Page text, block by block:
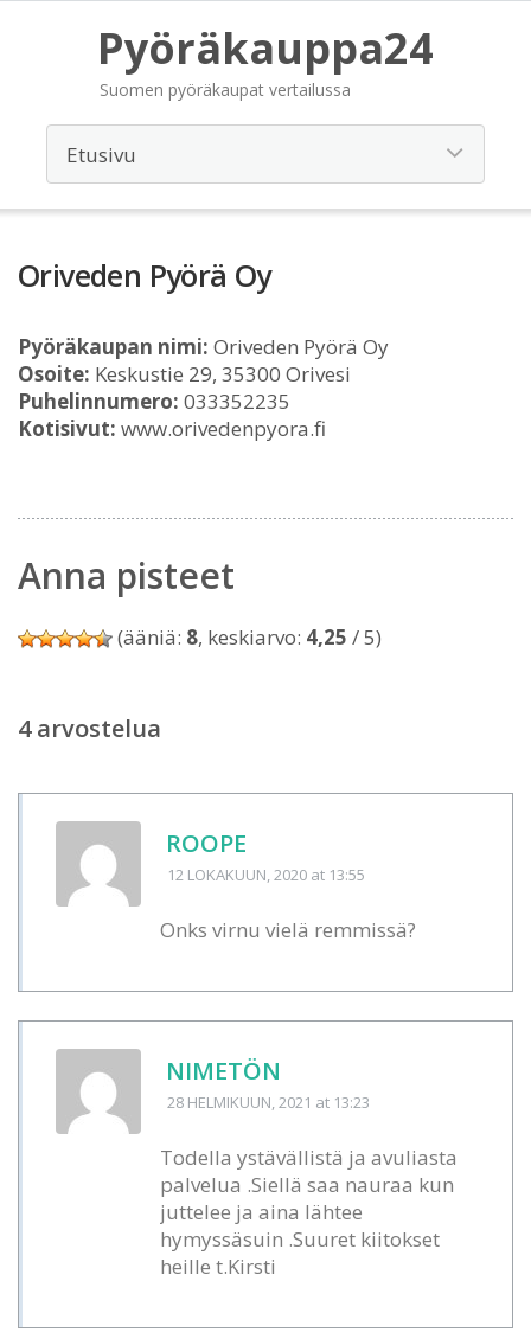
Pyöräkauppa24
Suomen pyöräkaupat vertailussa
Oriveden Pyörä Oy
Pyöräkaupan nimi: Oriveden Pyörä Oy
Osoite: Keskustie 29, 35300 Orivesi
Puhelinnumero: 033352235
Kotisivut: www.orivedenpyora.fi
Anna pisteet
(ääniä: 8, keskiarvo: 4,25 / 5)
4 arvostelua
ROOPE
12 LOKAKUUN, 2020 at 13:55
Onks virnu vielä remmissä?
NIMETÖN
28 HELMIKUUN, 2021 at 13:23
Todella ystävällistä ja avuliasta
palvelua .Siellä saa nauraa kun
juttelee ja aina lähtee
hymyssäsuin .Suuret kiitokset
heille t.Kirsti